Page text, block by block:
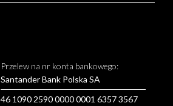
Przelew na nr konta bankowego:
Santander Bank Polska SA
46 1090 2590 0000 0001 6357 3567